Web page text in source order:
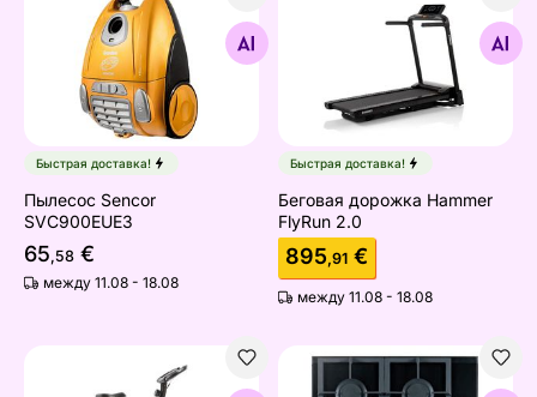
Пылесос Sencor SVC900EUE3
Найдите похожие
Быстрая доставка!
Пылесос Sencor
SVC900EUE3
65,58 €
между 11.08 - 18.08
Беговая дорожка Hammer
Найдите похожие
Быстрая доставка!
Беговая дорожка Hammer
FlyRun 2.0
895,91 €
между 11.08 - 18.08
Велотренажер Tunturi Star Fit X100 X-Bike
Газовая панель Schlosser